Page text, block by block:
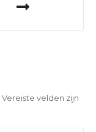
Vereiste velden zijn